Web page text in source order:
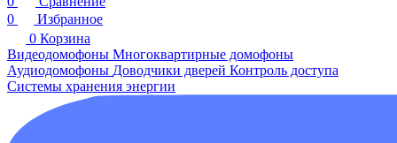
0
Избранное
0 Корзина
Видеодомофоны Многоквартирные домофоны
Аудиодомофоны Доводчики дверей Контроль доступа
Системы хранения энергии